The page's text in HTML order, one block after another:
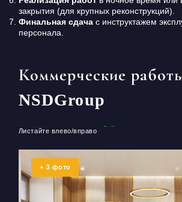
закрытия (для крупных реконструкций).
Финальная сдачас инструктажем
персонала.
Коммерческие
NSDGroup
Листайте влево/вправо
+ 3 фото